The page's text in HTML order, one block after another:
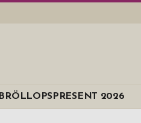
BRÖLLOPSPRESENT 2026